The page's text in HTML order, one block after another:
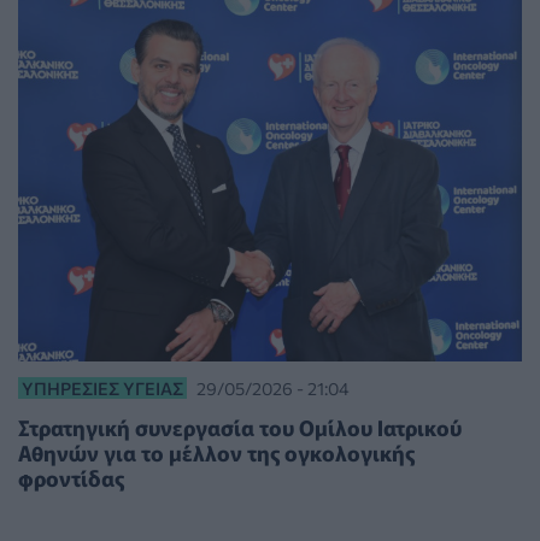
ΥΠΗΡΕΣΊΕΣ ΥΓΕΊΑΣ 29/05/2026 - 21:04
Στρατηγική συνεργασία του Ομίλου Ιατρικού
Αθηνών για το μέλλον της ογκολογικής
φροντίδας